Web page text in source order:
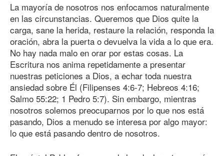
La mayoría de nosotros nos enfocamos naturalmente
en las circunstancias. Queremos que Dios quite la
carga, sane la herida, restaure la relación, responda la
oración, abra la puerta o devuelva la vida a lo que era.
No hay nada malo en orar por estas cosas. La
Escritura nos anima repetidamente a presentar
nuestras peticiones a Dios, a echar toda nuestra
ansiedad sobre Él (Filipenses 4:6-7; Hebreos 4:16;
Salmo 55:22; 1 Pedro 5:7). Sin embargo, mientras
nosotros solemos preocuparnos por lo que nos está
pasando, Dios a menudo se interesa por algo mayor:
lo que está pasando dentro de nosotros.